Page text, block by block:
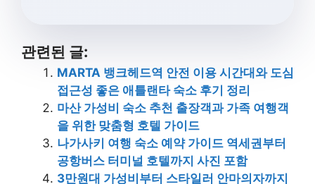
관련된 글:
MARTA 뱅크헤드역 안전 이용 시간대와 도심
접근성 좋은 애틀랜타 숙소 후기 정리
마산 가성비 숙소 추천 출장객과 가족 여행객
을 위한 맞춤형 호텔 가이드
나가사키 여행 숙소 예약 가이드 역세권부터
공항버스 터미널 호텔까지 사진 포함
3만원대 가성비부터 스타일러 안마의자까지